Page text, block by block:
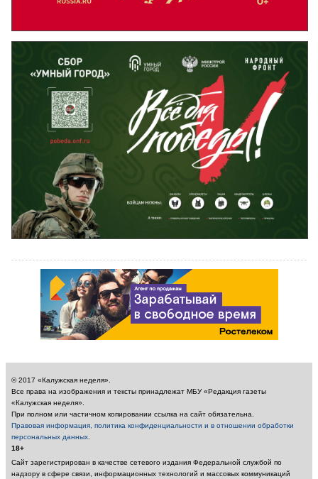
© 2017 «Калужская неделя».
Все права на изображения и тексты принадлежат МБУ «Редакция газеты
«Калужская неделя».
При полном или частичном копировании ссылка на сайт обязательна.
Правовая информация, политика конфиденциальности и в отношении обработки
персональных данных
18+
Сайт зарегистрирован в качестве сетевого издания Федеральной службой по
надзору в сфере связи, информационных технологий и массовых коммуникаций